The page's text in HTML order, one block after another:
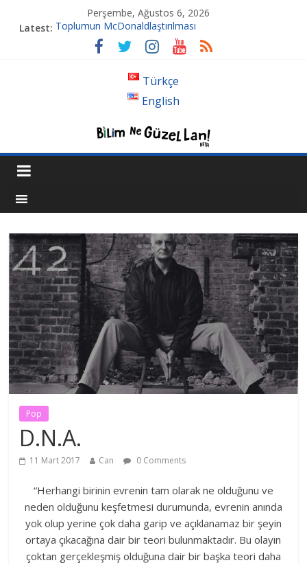
Perşembe, Ağustos 6, 2026
Latest: Toplumun McDonaldlaştırılması
Tansiyon İlacı Derken Nerelere Geldik
Genetiği Değiştirilmiş Sivrisinekler Florida’da
Ahlakın Karanlık Yüzü: Şiddet ve Sosyopolitik İnançlar
Acı Kaybımız Pınar Boyraz
Türkçe
English
Pop
D.N.A.
11 Mart 2017 Can 0 Comments
“Herhangi birinin evrenin tam olarak ne olduğunu ve
neden olduğunu keşfetmesi durumunda, evrenin anında
yok olup yerine çok daha garip ve açıklanamaz bir şeyin
ortaya çıkacağına dair bir teori bulunmaktadır. Bu olayın
çoktan gerçekleşmiş olduğuna dair bir başka teori daha